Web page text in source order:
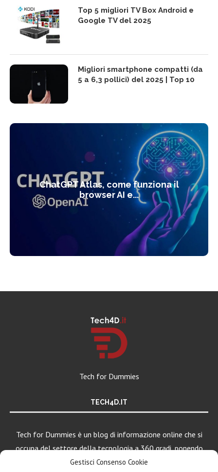
Gestisci Consenso Cookie
Top 5 migliori TV Box Android e
Google TV del 2025
Migliori smartphone compatti (da
5 a 6,3 pollici) del 2025 | Top 10
ChatGPT Atlas, come funziona il
browser AI e...
Tech for Dummies
TECH4D.IT
Tech for Dummies è un blog di informazione online che si
occupa del settore della tecnologia a 360 gradi, ponendo
una particolare attenzione al mondo Android, Apple e